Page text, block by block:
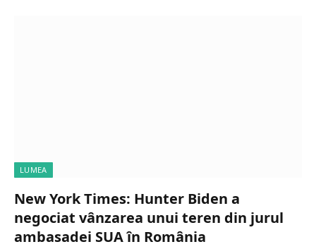
LUMEA
New York Times: Hunter Biden a
negociat vânzarea unui teren din jurul
ambasadei SUA în România